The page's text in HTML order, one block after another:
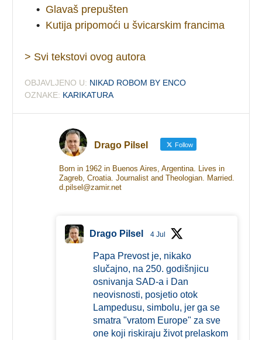
• Glavaš prepušten
• Kutija pripomoći u švicarskim francima
> Svi tekstovi ovog autora
OBJAVLJENO U: NIKAD ROBOM BY ENCO
OZNAKE: KARIKATURA
Drago Pilsel Follow
Born in 1962 in Buenos Aires, Argentina. Lives in
Zagreb, Croatia. Journalist and Theologian. Married.
d.pilsel@zamir.net
Drago Pilsel 4 Jul
Papa Prevost je, nikako
slučajno, na 250. godišnjicu
osnivanja SAD-a i Dan
neovisnosti, posjetio otok
Lampedusu, simbolu, jer ga se
smatra "vratom Europe" za sve
one koji riskiraju život prelaskom